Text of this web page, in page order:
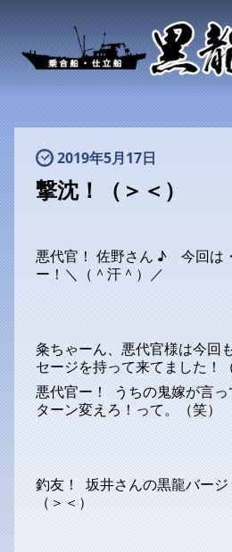
2019年5月17日
撃沈！（＞＜）
悪代官！ 佐野さん ♪ 今回は
ー！＼（＾汗＾）／
粂ちゃーん、悪代官様は今回
セージを持って来てました！（
悪代官ー！ うちの鬼嫁が言
ターン変えろ！って。（笑）
釣友！ 坂井さんの黒龍バージ
（＞＜）